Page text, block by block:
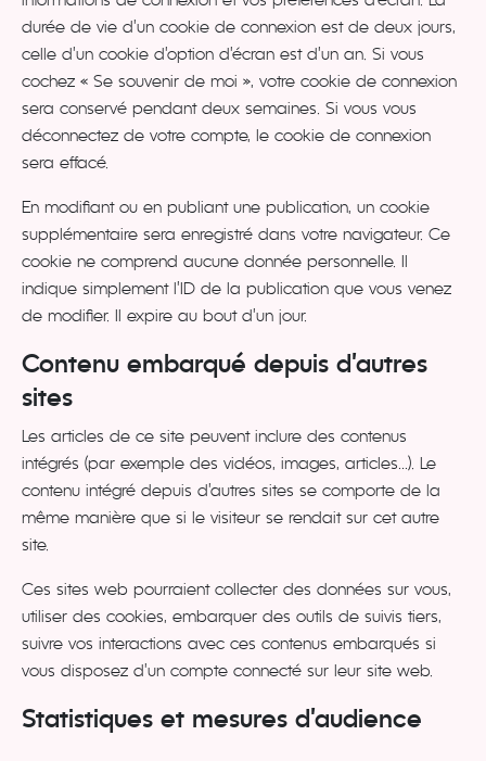
durée de vie d’un cookie de connexion est de deux jours,
celle d’un cookie d’option d’écran est d’un an. Si vous
cochez « Se souvenir de moi », votre cookie de connexion
sera conservé pendant deux semaines. Si vous vous
déconnectez de votre compte, le cookie de connexion
sera effacé.
En modifiant ou en publiant une publication, un cookie
supplémentaire sera enregistré dans votre navigateur. Ce
cookie ne comprend aucune donnée personnelle. Il
indique simplement l’ID de la publication que vous venez
de modifier. Il expire au bout d’un jour.
Contenu embarqué depuis d’autres
sites
Les articles de ce site peuvent inclure des contenus
intégrés (par exemple des vidéos, images, articles…). Le
contenu intégré depuis d’autres sites se comporte de la
même manière que si le visiteur se rendait sur cet autre
site.
Ces sites web pourraient collecter des données sur vous,
utiliser des cookies, embarquer des outils de suivis tiers,
suivre vos interactions avec ces contenus embarqués si
vous disposez d’un compte connecté sur leur site web.
Statistiques et mesures d’audience